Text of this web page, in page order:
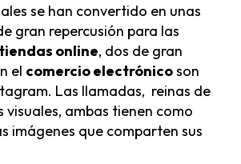
se han convertido en unas
gran repercusión para las
tiendas online, dos de gran
el comercio electrónicoson
Las llamadas, reinas de
visuales, ambas tienen como
imágenes que comparten sus